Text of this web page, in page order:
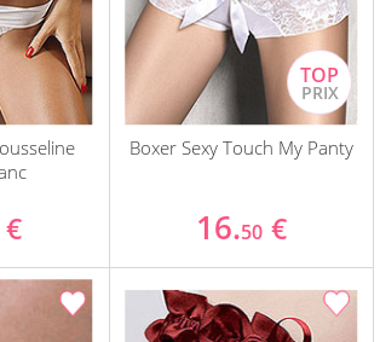
€
Boxer Sexy Touch My Panty
16.50 €